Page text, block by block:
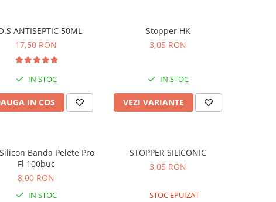
ANTISEPTIC 50ML
17,50 RON
IN STOC
IN COS
Stopper HK
3,05 RON
IN STOC
VEZI VARIANTE
Banda Pelete Pro
Fl 100buc
8,00 RON
IN STOC
STOPPER SILICONIC
3,05 RON
STOC EPUIZAT